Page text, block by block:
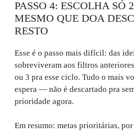
PASSO 4: ESCOLHA SÓ
MESMO QUE DOA
RESTO
Esse é o passo mais difícil: das
sobreviveram aos filtros
ou 3 pra esse ciclo. Tudo o mais
espera — não é descartado pra
prioridade agora.
Em resumo: metas prioritárias,